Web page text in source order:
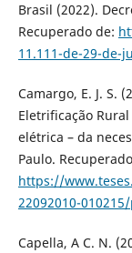
Brasil (2022).
Recuperado de:
11.111-de-29-de-
Camargo, E. J. S.
Eletrificação
elétrica – da
Paulo.
https://
22092010-
Capella, A C. N.